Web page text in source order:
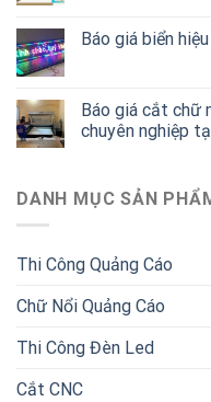
Báo giá biển
Báo giá cắt chữ
chuyên nghiệp
DANH MỤC SẢN
Thi Công Quảng Cáo
Chữ Nổi Quảng Cáo
Thi Công Đèn Led
Cắt CNC